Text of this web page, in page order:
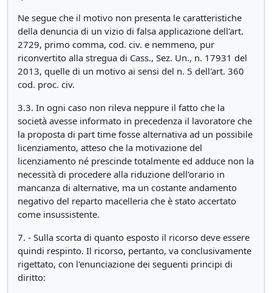
Ne segue che il motivo non presenta le caratteristiche
della denuncia di un vizio di falsa applicazione dell'art.
2729, primo comma, cod. civ. e nemmeno, pur
riconvertito alla stregua di Cass., Sez. Un., n. 17931 del
2013, quelle di un motivo ai sensi del n. 5 dell'art. 360
cod. proc. civ.
3.3. In ogni caso non rileva neppure il fatto che la
società avesse informato in precedenza il lavoratore che
la proposta di part time fosse alternativa ad un possibile
licenziamento, atteso che la motivazione del
licenziamento né prescinde totalmente ed adduce non la
necessità di procedere alla riduzione dell'orario in
mancanza di alternative, ma un costante andamento
negativo del reparto macelleria che è stato accertato
come insussistente.
7. - Sulla scorta di quanto esposto il ricorso deve essere
quindi respinto. Il ricorso, pertanto, va conclusivamente
rigettato, con l'enunciazione dei seguenti principi di
diritto: